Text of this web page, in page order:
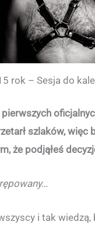
rok – Sesja do
szlaków, więc
że podjąłeś
i tak